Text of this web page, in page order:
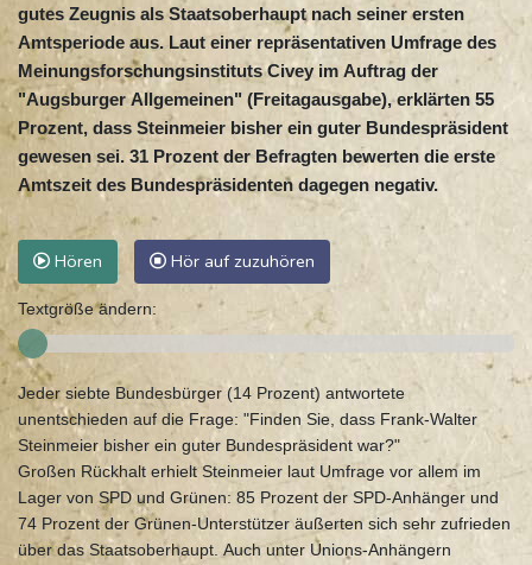
gutes Zeugnis als Staatsoberhaupt nach seiner ersten
Amtsperiode aus. Laut einer repräsentativen Umfrage des
Meinungsforschungsinstituts Civey im Auftrag der
"Augsburger Allgemeinen" (Freitagausgabe), erklärten 55
Prozent, dass Steinmeier bisher ein guter Bundespräsident
gewesen sei. 31 Prozent der Befragten bewerten die erste
Amtszeit des Bundespräsidenten dagegen negativ.
Hören Hör auf zuzuhören
Textgröße ändern:
Jeder siebte Bundesbürger (14 Prozent) antwortete
unentschieden auf die Frage: "Finden Sie, dass Frank-Walter
Steinmeier bisher ein guter Bundespräsident war?"
Großen Rückhalt erhielt Steinmeier laut Umfrage vor allem im
Lager von SPD und Grünen: 85 Prozent der SPD-Anhänger und
74 Prozent der Grünen-Unterstützer äußerten sich sehr zufrieden
über das Staatsoberhaupt. Auch unter Unions-Anhängern